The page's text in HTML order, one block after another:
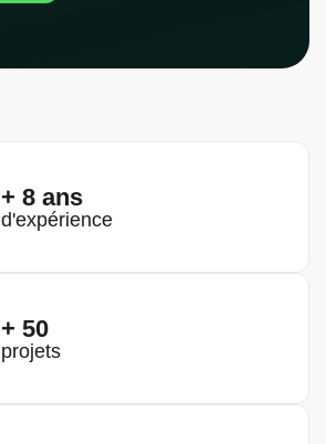
+ 8 ans
d'expérience
+ 50
projets